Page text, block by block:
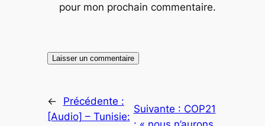
pour mon prochain commentaire.
←
Précédente :
[Audio] – Tunisie:
Suivante : COP21